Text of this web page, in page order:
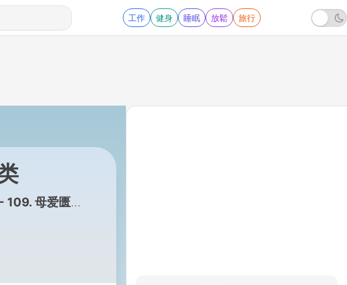
工作 健身 睡眠 放鬆 旅行
匮乏的我们，如何接住别人的好？